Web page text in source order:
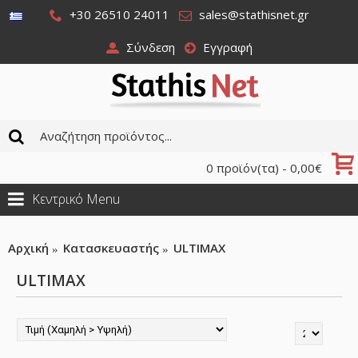
+30 26510 24011 sales@stathisnet.gr
Σύνδεση Εγγραφή
0 προϊόν(τα) - 0,00€
Κεντρικό Menu
Αρχική Κατασκευαστής ULTIMAX
ULTIMAX